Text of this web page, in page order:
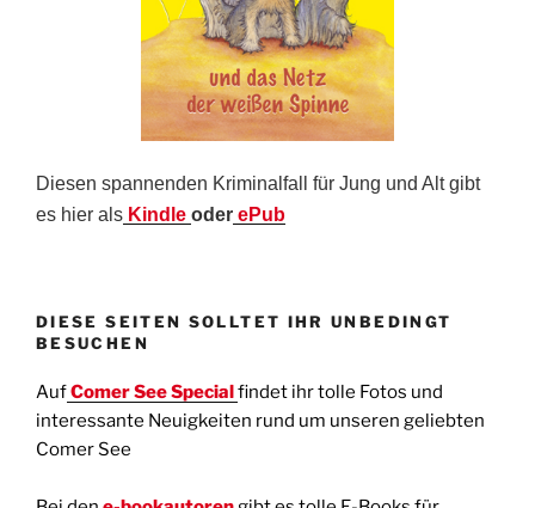
Diesen spannenden Kriminalfall für Jung und Alt gibt
es hier als Kindle oder ePub
DIESE SEITEN SOLLTET IHR UNBEDINGT
BESUCHEN
AufComer See Specialfindet ihr tolle Fotos und
interessante Neuigkeiten rund um unseren geliebten
Comer See